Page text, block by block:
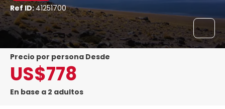
Ref ID:41251700
precio por persona Desde
US$778
En base a 2 adultos